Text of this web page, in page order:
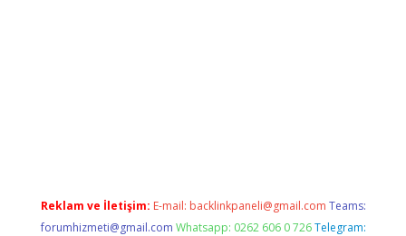
Reklam ve İletişim: E-mail: backlinkpaneli@gmail.com Teams:
forumhizmeti@gmail.com Whatsapp: 0262 606 0 726 Telegram: